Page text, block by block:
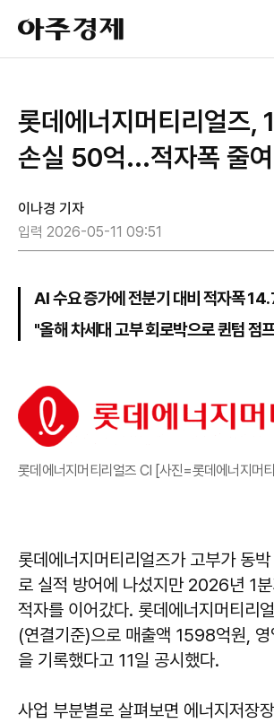
아
주
경
롯데에너지머티리얼즈,
손실 50억...적자폭 줄여
이나경 기자
입력 2026-05-11 09:51
AI 수요 증가에 전분기 대비 적자폭
"올해 차세대 고부 회로박으로 퀸텀 점
롯데에너지머티리얼즈 CI [사진=롯데에너지머
롯데에너지머티리얼즈가 고부가 동
로 실적 방어에 나섰지만 2026년 1분
적자를 이어갔다. 롯데에너지머티리
(연결기준)으로 매출액 1598억원,
을 기록했다고 11일 공시했다.
사업 부분별로 살펴보면 에너지저장